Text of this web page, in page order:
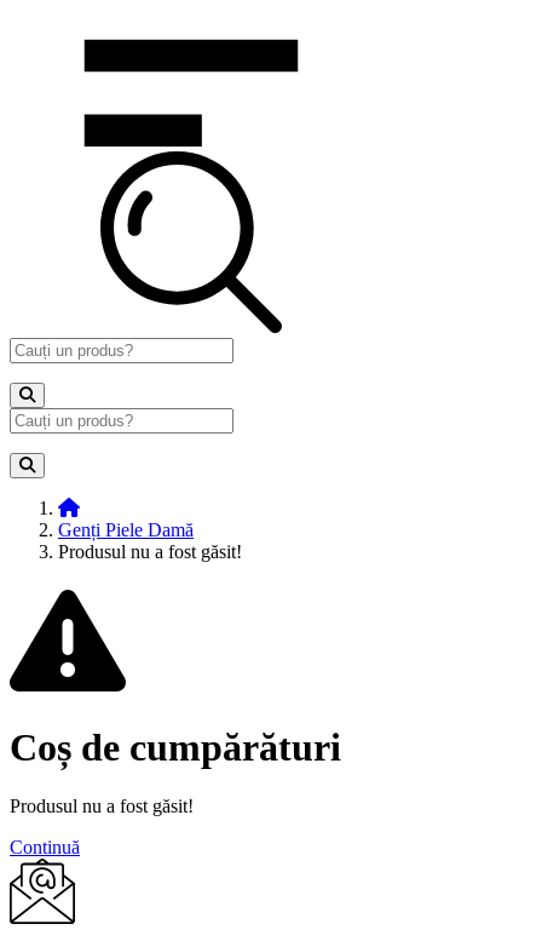
Genți Piele Damă
Produsul nu a fost găsit!
Coș de cumpărături
Produsul nu a fost găsit!
Continuă